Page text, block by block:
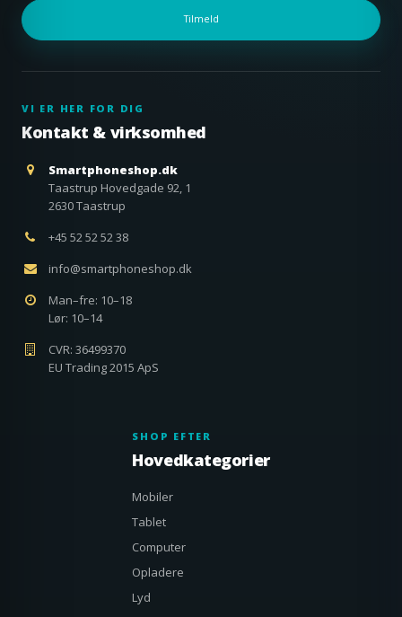
Tilmeld
VI ER HER FOR DIG
Kontakt & virksomhed
Smartphoneshop.dk
Taastrup Hovedgade 92, 1
2630 Taastrup
+45 52 52 52 38
info@smartphoneshop.dk
Man–fre: 10–18
Lør: 10–14
CVR: 36499370
EU Trading 2015 ApS
SHOP EFTER
Hovedkategorier
Mobiler
Tablet
Computer
Opladere
Lyd